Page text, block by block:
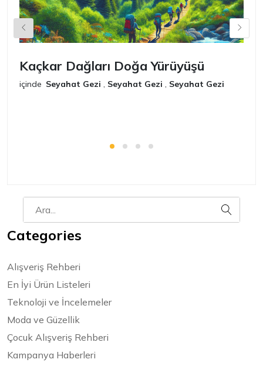
Kaçkar Dağları Doğa Yürüyüşü
içinde Seyahat Gezi , Seyahat Gezi , Seyahat Gezi
Categories
Alışveriş Rehberi
En İyi Ürün Listeleri
Teknoloji ve İncelemeler
Moda ve Güzellik
Çocuk Alışveriş Rehberi
Kampanya Haberleri